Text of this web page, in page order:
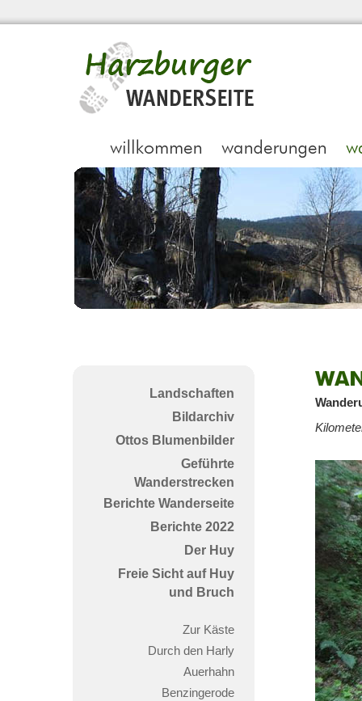
Landschaften
Bildarchiv
Ottos Blumenbilder
Geführte
Wanderstrecken
Berichte Wanderseite
Berichte 2022
Der Huy
Freie Sicht auf Huy
und Bruch
Zur Käste
Durch den Harly
Auerhahn
Benzingerode